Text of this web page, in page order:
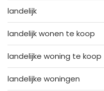
landelijk
landelijk wonen te koop
landelijke woning te koop
landelijke woningen